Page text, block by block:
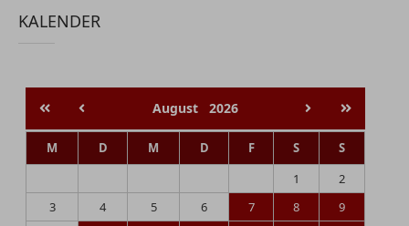
KALENDER
August 2026
M D M D F S
S
1
2
3
4 5 6 7 8
9